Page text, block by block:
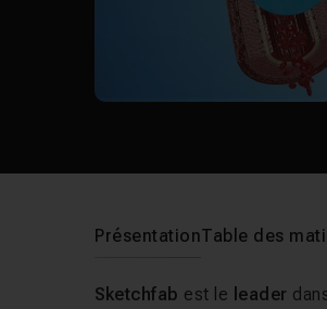
PrésentationTable des
Sketchfab est le leader